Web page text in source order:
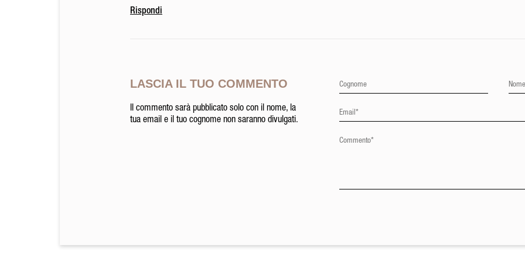
Rispondi
LASCIA IL TUO COMMENTO
Il commento sarà pubblicato solo con il nome, la
tua email e il tuo cognome non saranno divulgati.